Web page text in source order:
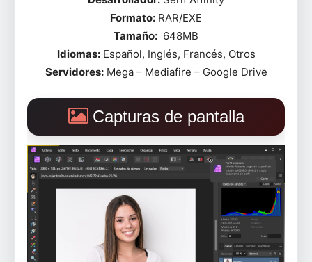
Formato: RAR/EXE
Tamaño: 648MB
Idiomas:Español, Inglés, Francés, Otros
Servidores:Mega – Mediafire – Google Drive
Capturas de pantalla